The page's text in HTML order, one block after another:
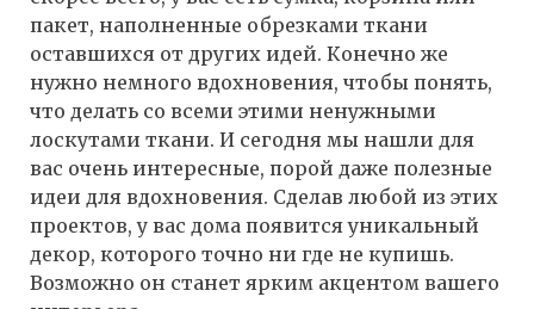
пакет, наполненные обрезками ткани
оставшихся от других идей. Конечно же
нужно немного вдохновения, чтобы понять,
что делать со всеми этими ненужными
лоскутами ткани. И сегодня мы нашли для
вас очень интересные, порой даже полезные
идеи для вдохновения. Сделав любой из этих
проектов, у вас дома появится уникальный
декор, которого точно ни где не купишь.
Возможно он станет ярким акцентом вашего